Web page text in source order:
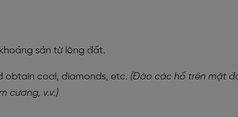
sản từ lòng đất.
obtain coal, diamonds, etc. (Đào các hố trên mặt
cương, v.v.)